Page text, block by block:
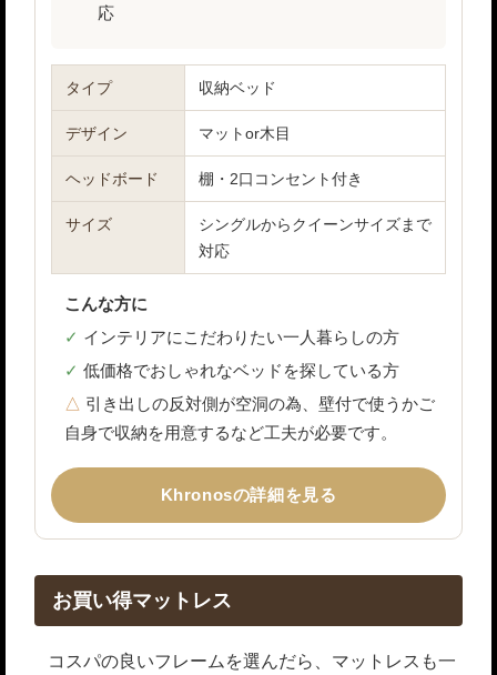
応
タイプ 収納ベッド
デザイン マットor木目
ヘッドボード 棚・2口コンセント付き
サイズ
シングルからクイーンサイズまで
対応
こんな方に
インテリアにこだわりたい一人暮らしの方
低価格でおしゃれなベッドを探している方
引き出しの反対側が空洞の為、壁付で使うかご
自身で収納を用意するなど工夫が必要です。
Khronosの詳細を見る
お買い得マットレス
コスパの良いフレームを選んだら、マットレスも一